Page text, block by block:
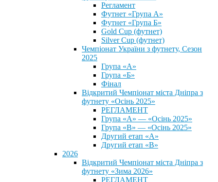
Регламент
Футнет «Група А»
Футнет «Група Б»
Gold Cup (футнет)
Silver Cup (футнет)
Чемпіонат України з футнету, Сезон
2025
Група «А»
Група «Б»
Фінал
Відкритий Чемпіонат міста Дніпра з
футнету «Осінь 2025»
РЕГЛАМЕНТ
Група «А» — «Осінь 2025»
Група «В» — «Осінь 2025»
Другий етап «А»
Другий етап «В»
2026
Відкритий Чемпіонат міста Дніпра з
футнету «Зима 2026»
РЕГЛАМЕНТ